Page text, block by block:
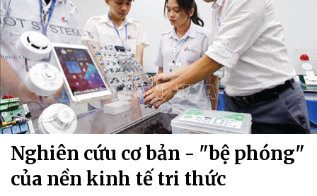
Nghiên cứu cơ bản - "bệ phóng"
của nền kinh tế tri thức